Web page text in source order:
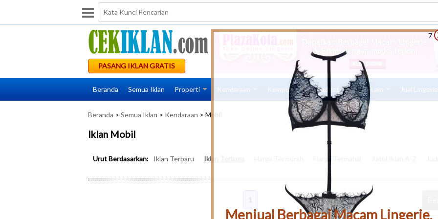
Menjual Berbagai Macam Lingerie,
6
PASANG IKLAN GRATIS
Beranda Semua Iklan Properti Kendaraan Komputer Gadget Lain-Lain Jual
Beranda > Semua Iklan > Kendaraan > Mobil
Iklan Mobil
Urut Berdasarkan: Iklan Terbaru Iklan Terlama
1